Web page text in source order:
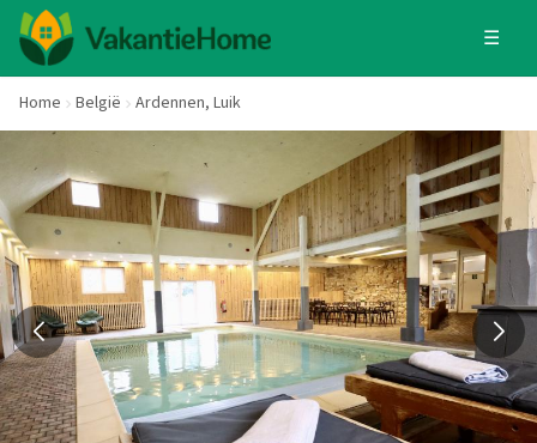
☰
Home België Ardennen, Luik